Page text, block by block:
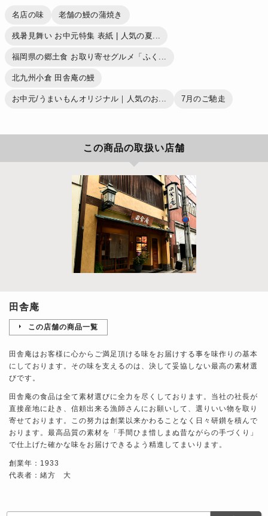
名店の味 老舗の鰻の蒲焼き
残暑見舞い お中元特集 表紙 | 人気の夏...
福岡県の郷土食 お取り寄せグルメ「ふく...
北九州小倉 田舎庵の鰻
お中元/うまいもんオリジナル｜人気のお... 7月のご馳走
この商品の取扱い店舗
田舎庵
この店舗の商品一覧
田舎庵はお客様に心からご満足頂ける味をお届けする事を味作りの基本
にしております。その味を支えるのは、決して妥協しない最高の素材選
びです。
田舎庵の食品は全て素材選びに全力を尽くしております。当社の社長が
直接産地に赴き、信頼出来る漁師さんにお願いして、選りいい物を取り
寄せております。この努力は創業以来かわることなく日々研鑚を積んで
おります。最高品質の素材を「手間ひま惜しまぬ昔ながらの手づくり」
で仕上げた確かな味をお届けできるよう精進してまいります。
創業年：1933
代表者：緒方 大